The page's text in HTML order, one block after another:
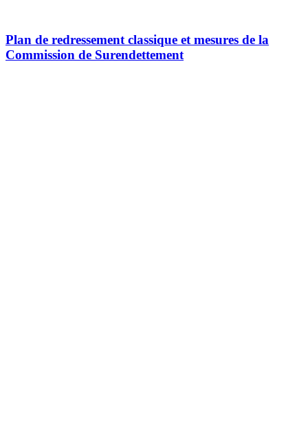
Plan de redressement classique et mesures de la
Commission de Surendettement